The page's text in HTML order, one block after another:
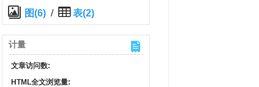
图(6) / 表(2)
计量
文章访问数:
HTML全文浏览量: